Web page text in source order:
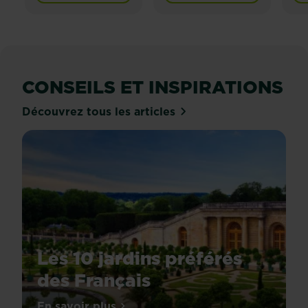
CONSEILS ET INSPIRATIONS
Découvrez tous les articles
Les 10 jardins préférés
des Français
Quand